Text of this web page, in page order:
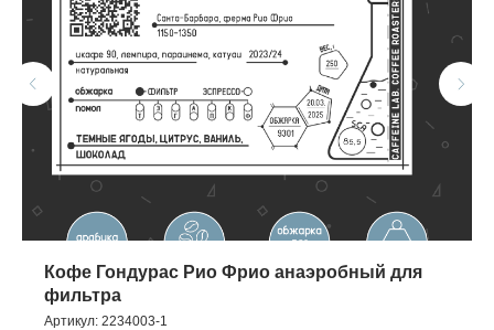
Кофе Гондурас Рио Фрио анаэробный для
фильтра
Артикул: 2234003-1